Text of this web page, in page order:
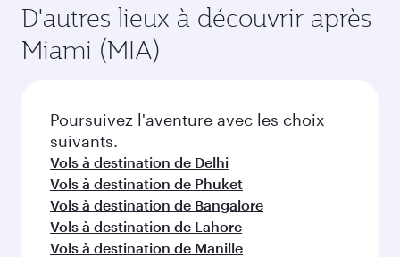
D'autres lieux à découvrir après
Miami (MIA)
Poursuivez l'aventure avec les choix
suivants.
Vols à destination de Delhi
Vols à destination de Phuket
Vols à destination de Bangalore
Vols à destination de Lahore
Vols à destination de Manille